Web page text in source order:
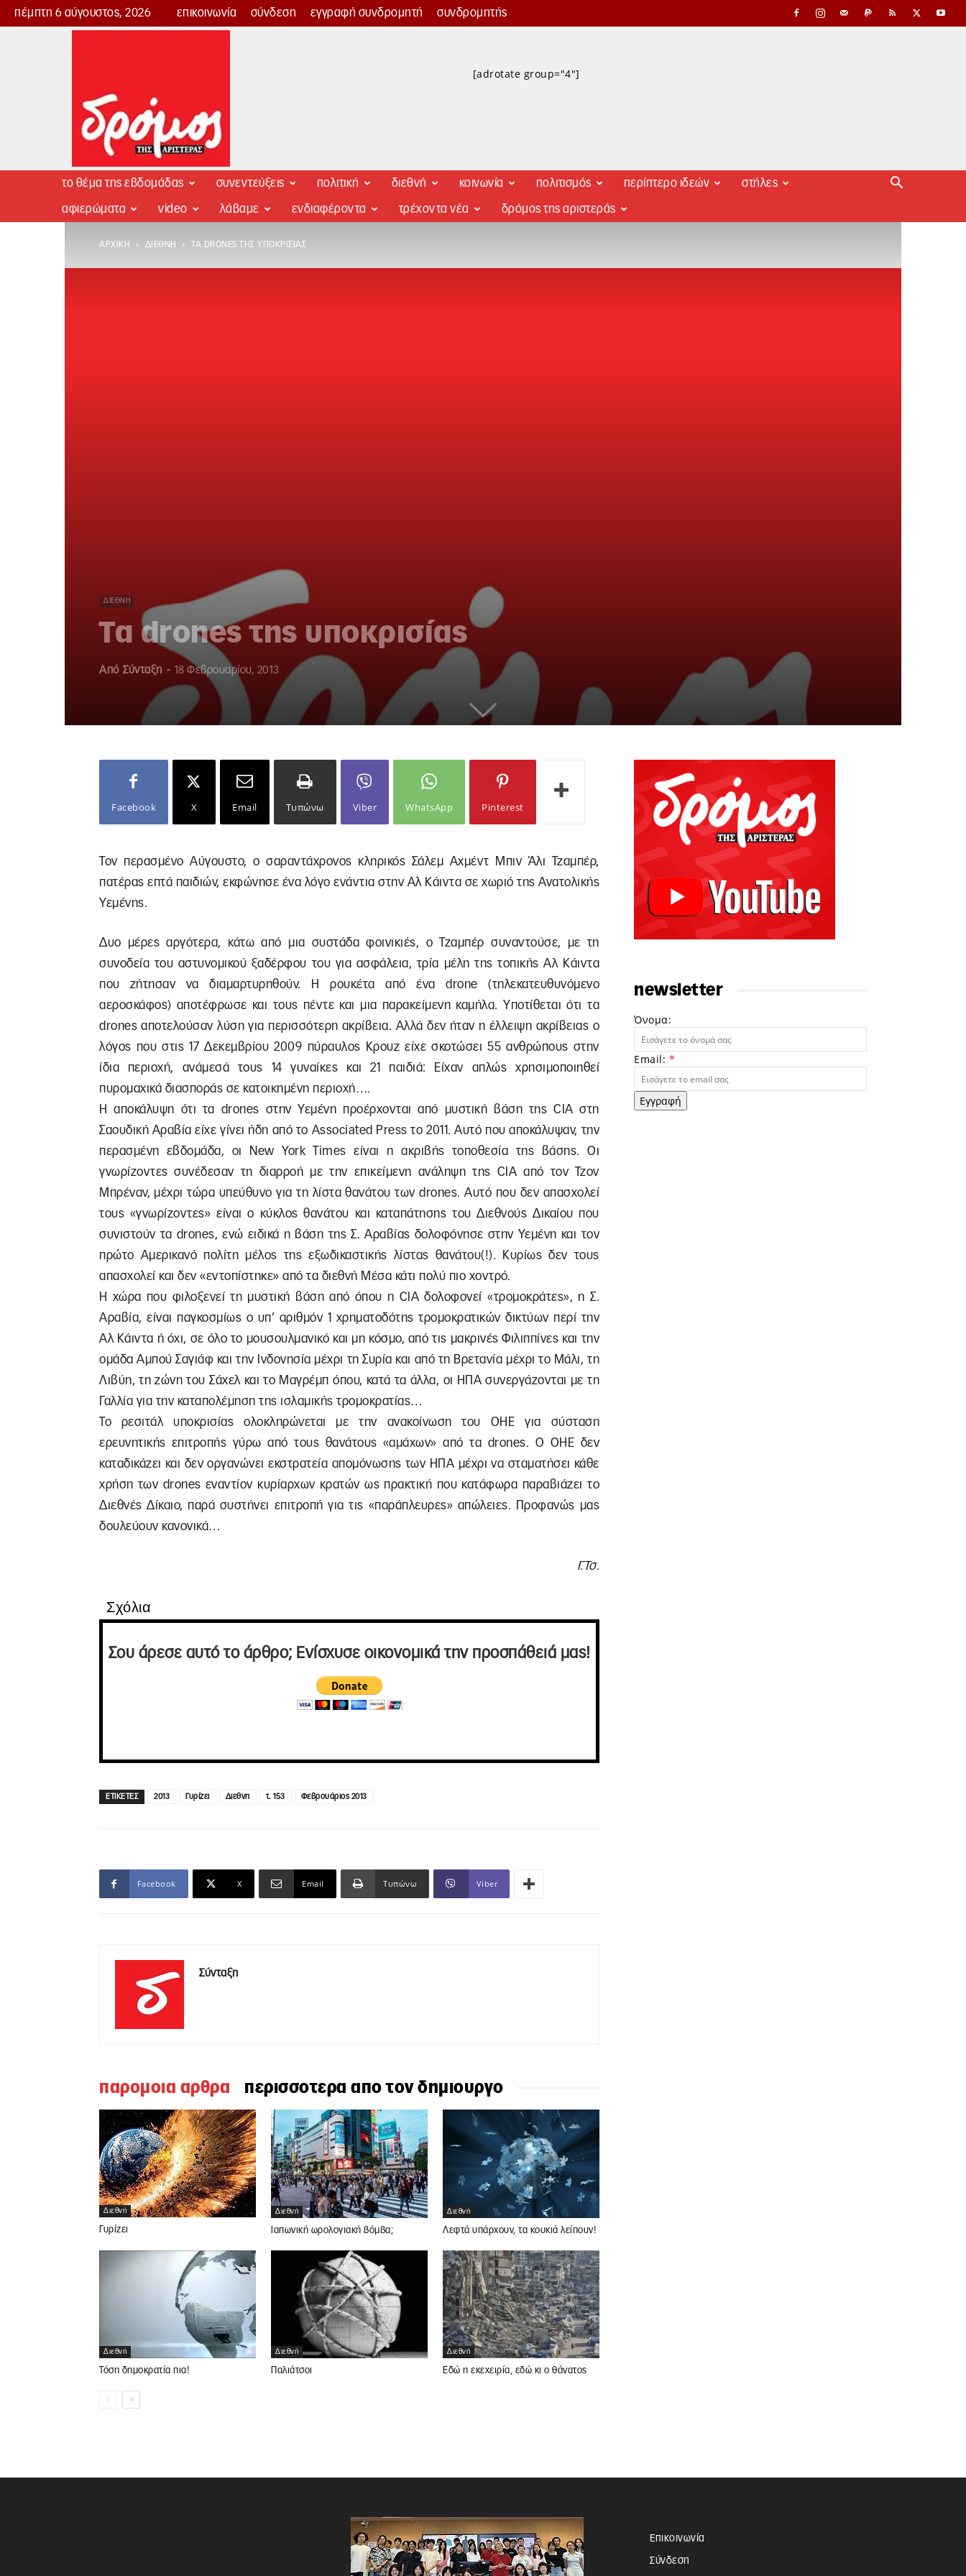
πέμπτη 6 αύγουστος, 2026 επικοινωνία σύνδεση εγγραφή συνδρομητή συνδρομητής
Δρόμος
[adrotate group="4"]
το θέμα της εβδομάδας συνεντεύξεις πολιτική διεθνή κοινωνία πολιτισμός περίπτερο ιδεών στήλες
αφιερώματα video λάβαμε ενδιαφέροντα τρέχοντα νέα δρόμος της αριστεράς
ΑΡΧΙΚΉ ΔΙΕΘΝΉ ΤΑ DRONES ΤΗΣ ΥΠΟΚΡΙΣΊΑΣ
ΔΙΕΘΝΉ
Τα drones της υποκρισίας
Από Σύνταξη - 18 Φεβρουαρίου, 2013
Facebook X Email Τυπώνω Viber WhatsApp Pinterest
Τον περασμένο Αύγουστο, ο σαραντάχρονος κληρικός Σάλεμ Αχμέντ Μπιν Άλι Τζαμπέρ,
πατέρας επτά παιδιών, εκφώνησε ένα λόγο ενάντια στην Αλ Κάιντα σε χωριό της Ανατολικής
Υεμένης.
Δυο μέρες αργότερα, κάτω από μια συστάδα φοινικιές, ο Τζαμπέρ συναντούσε, με τη
συνοδεία του αστυνομικού ξαδέρφου του για ασφάλεια, τρία μέλη της τοπικής Αλ Κάιντα
που ζήτησαν να διαμαρτυρηθούν. Η ρουκέτα από ένα drone (τηλεκατευθυνόμενο
αεροσκάφος) αποτέφρωσε και τους πέντε και μια παρακείμενη καμήλα. Υποτίθεται ότι τα
drones αποτελούσαν λύση για περισσότερη ακρίβεια. Αλλά δεν ήταν η έλλειψη ακρίβειας ο
λόγος που στις 17 Δεκεμβρίου 2009 πύραυλος Κρουζ είχε σκοτώσει 55 ανθρώπους στην
ίδια περιοχή, ανάμεσά τους 14 γυναίκες και 21 παιδιά: Είχαν απλώς χρησιμοποιηθεί
πυρομαχικά διασποράς σε κατοικημένη περιοχή….
Η αποκάλυψη ότι τα drones στην Υεμένη προέρχονται από μυστική βάση της CIA στη
Σαουδική Αραβία είχε γίνει ήδη από το Associated Press το 2011. Αυτό που αποκάλυψαν, την
περασμένη εβδομάδα, οι New York Times είναι η ακριβής τοποθεσία της βάσης. Οι
γνωρίζοντες συνέδεσαν τη διαρροή με την επικείμενη ανάληψη της CIA από τον Τζον
Μπρέναν, μέχρι τώρα υπεύθυνο για τη λίστα θανάτου των drones. Αυτό που δεν απασχολεί
τους «γνωρίζοντες» είναι ο κύκλος θανάτου και καταπάτησης του Διεθνούς Δικαίου που
συνιστούν τα drones, ενώ ειδικά η βάση της Σ. Αραβίας δολοφόνησε στην Υεμένη και τον
πρώτο Αμερικανό πολίτη μέλος της εξωδικαστικής λίστας θανάτου(!). Κυρίως δεν τους
απασχολεί και δεν «εντοπίστηκε» από τα διεθνή Μέσα κάτι πολύ πιο χοντρό.
Η χώρα που φιλοξενεί τη μυστική βάση από όπου η CIA δολοφονεί «τρομοκράτες», η Σ.
Αραβία, είναι παγκοσμίως ο υπ’ αριθμόν 1 χρηματοδότης τρομοκρατικών δικτύων περί την
Αλ Κάιντα ή όχι, σε όλο το μουσουλμανικό και μη κόσμο, από τις μακρινές Φιλιππίνες και την
ομάδα Αμπού Σαγιάφ και την Ινδονησία μέχρι τη Συρία και από τη Βρετανία μέχρι το Μάλι, τη
Λιβύη, τη ζώνη του Σάχελ και το Μαγρέμπ όπου, κατά τα άλλα, οι ΗΠΑ συνεργάζονται με τη
Γαλλία για την καταπολέμηση της ισλαμικής τρομοκρατίας…
Το ρεσιτάλ υποκρισίας ολοκληρώνεται με την ανακοίνωση του ΟΗΕ για σύσταση
ερευνητικής επιτροπής γύρω από τους θανάτους «αμάχων» από τα drones. Ο ΟΗΕ δεν
καταδικάζει και δεν οργανώνει εκστρατεία απομόνωσης των ΗΠΑ μέχρι να σταματήσει κάθε
χρήση των drones εναντίον κυρίαρχων κρατών ως πρακτική που κατάφωρα παραβιάζει το
Διεθνές Δίκαιο, παρά συστήνει επιτροπή για τις «παράπλευρες» απώλειες. Προφανώς μας
δουλεύουν κανονικά…
Γ.Τσ.
Σχόλια
Σου άρεσε αυτό το άρθρο; Ενίσχυσε οικονομικά την προσπάθειά μας!
ΕΤΙΚΕΤΕΣ 2013 Γυρίζει Διεθνη τ. 153 Φεβρουάριος 2013
Facebook X Email Τυπώνω Viber
Σύνταξη
παρομοια αρθρα περισσοτερα απο τον δημιουργο
Διεθνή
Γυρίζει
Διεθνή
Ιαπωνική ωρολογιακή βόμβα;
Διεθνή
Λεφτά υπάρχουν, τα κουκιά λείπουν!
Διεθνή
Τόση δημοκρατία πια!
Διεθνή
Παλιάτσοι
Διεθνή
Εδώ η εκεχειρία, εδώ κι ο θάνατος
newsletter
Όνομα:
Email: *
Εγγραφή
Επικοινωνία
Σύνδεση